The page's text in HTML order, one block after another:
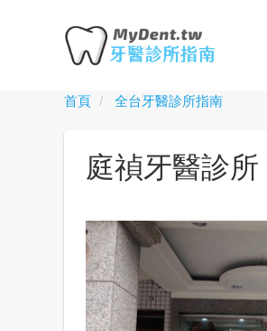
Toggle
首頁 全台牙醫診所指南
庭禎牙醫診